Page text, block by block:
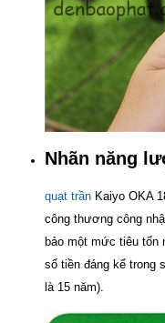
Nhãn năng
quạt trầnKaiyo OKA
công thương công
bảo một mức tiêu tốn
số tiền đáng kể trong
là 15 năm).